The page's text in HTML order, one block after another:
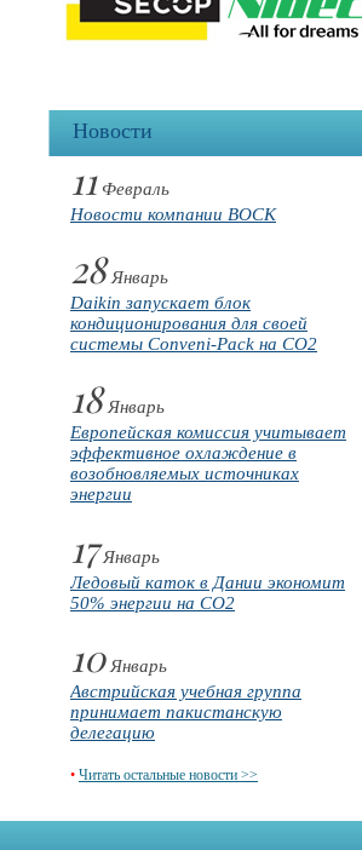
Новости
11 Февраль
Новости компании BOCK
28Январь
Daikin запускает блок
кондиционирования для своей
системы Conveni-Pack на CO2
18Январь
Европейская комиссия учитывает
эффективное охлаждение в
возобновляемых источниках
энергии
17Январь
Ледовый каток в Дании экономит
50% энергии на CO2
10Январь
Австрийская учебная группа
принимает пакистанскую
делегацию
• Читать остальные новости >>